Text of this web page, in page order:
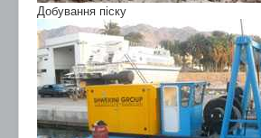
Добування піску